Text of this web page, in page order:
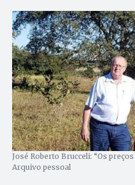
José Roberto Brucceli: “Os
Arquivo pessoal